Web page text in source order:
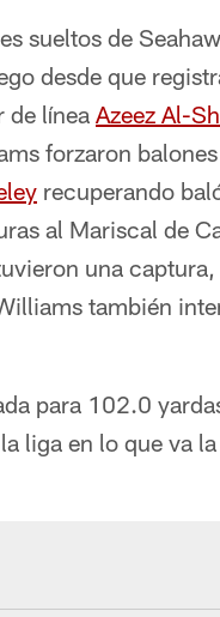
sueltos de
desde que
de línea Azeez Al-
forzaron
recuperando
al Mariscal de
una
también
para 102.0
liga en lo que va